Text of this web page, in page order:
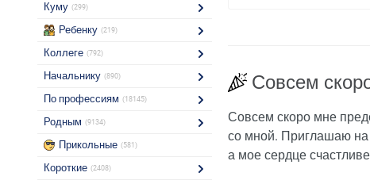
Куму (299)
Ребенку (219)
Коллеге (792)
Начальнику (890)
По профессиям (18145)
Родным (9134)
Прикольные (581)
Короткие (2408)
Совсем
Совсем скоро мне
со мной. Приглашаю на
а мое сердце